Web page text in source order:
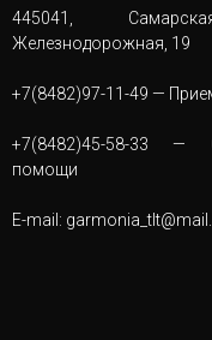
445041,
Железнодорожная, 19
+7(8482)97-11-49 —
+7(8482)45-58-33 —
помощи
E-mail: